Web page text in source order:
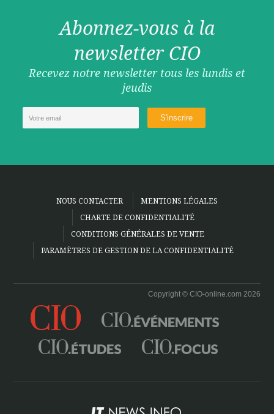
Abonnez-vous à la
newsletter CIO
Recevez notre newsletter tous les lundis et
jeudis
NOUS CONTACTER
MENTIONS LÉGALES
CHARTE DE CONFIDENTIALITÉ
CONDITIONS GÉNÉRALES DE VENTE
PARAMÈTRES DE GESTION DE LA CONFIDENTIALITÉ
Copyright © CIO-online.com 2026